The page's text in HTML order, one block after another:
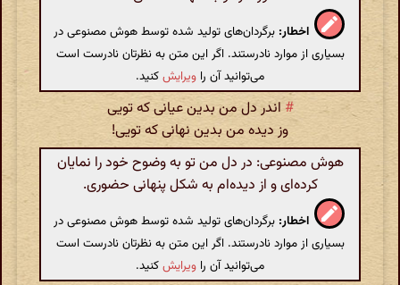
اخطار: برگردان‌های تولید شده توسط هوش مصنوعی در
بسیاری از موارد نادرستند. اگر این متن به نظرتان نادرست است
می‌توانید آن را ویرایشکنید.
# اندر دل من بدین عیانی که تویی
وز دیده من بدین نهانی که تویی!
هوش مصنوعی: در دل من تو به وضوح خود را نمایان
کرده‌ای و از دیده‌ام به شکل پنهانی حضوری.
اخطار: برگردان‌های تولید شده توسط هوش مصنوعی در
بسیاری از موارد نادرستند. اگر این متن به نظرتان نادرست است
می‌توانید آن را ویرایشکنید.